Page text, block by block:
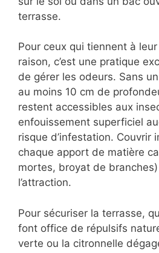
terrasse.
Pour ceux qui tiennent à
raison, c’est une pratique
de gérer les odeurs. Sans
au moins 10 cm de
restent accessibles aux
enfouissement superficiel
risque d’infestation. Couvrir
chaque apport de matière
mortes, broyat de
l’attraction.
Pour sécuriser la terrasse,
font office de répulsifs
verte ou la citronnelle